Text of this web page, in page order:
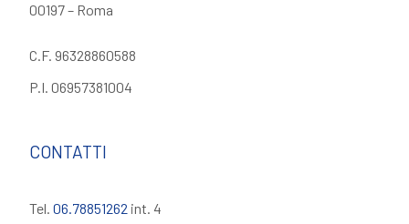
00197 – Roma
C.F. 96328860588
P.I. 06957381004
CONTATTI
Tel.06.78851262 int. 4